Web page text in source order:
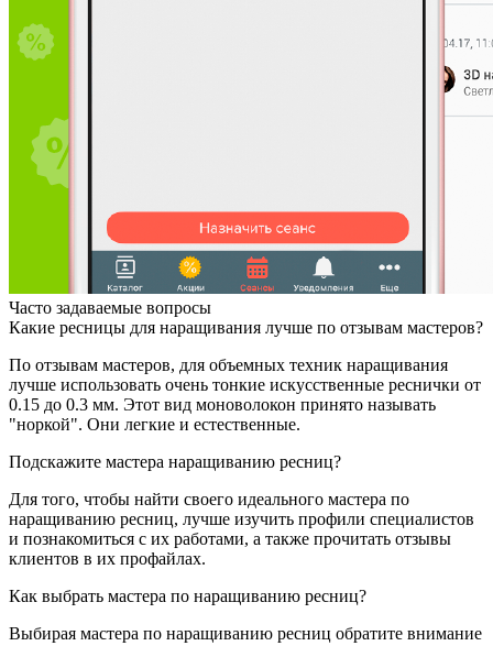
Часто задаваемые вопросы
Какие ресницы для наращивания лучше по отзывам мастеров?
По отзывам мастеров, для объемных техник наращивания
лучше использовать очень тонкие искусственные реснички от
0.15 до 0.3 мм. Этот вид моноволокон принято называть
"норкой". Они легкие и естественные.
Подскажите мастера наращиванию ресниц?
Для того, чтобы найти своего идеального мастера по
наращиванию ресниц, лучше изучить профили специалистов
и познакомиться с их работами, а также прочитать отзывы
клиентов в их профайлах.
Как выбрать мастера по наращиванию ресниц?
Выбирая мастера по наращиванию ресниц обратите внимание